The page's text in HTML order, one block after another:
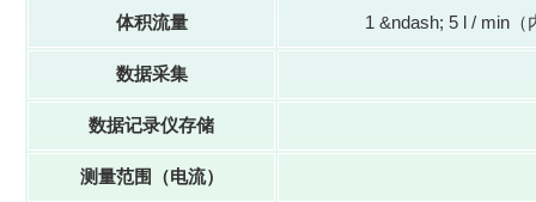
体积流量 1 &ndash; 5 l /
数据采集
数据记录仪存储
测量范围（电流）